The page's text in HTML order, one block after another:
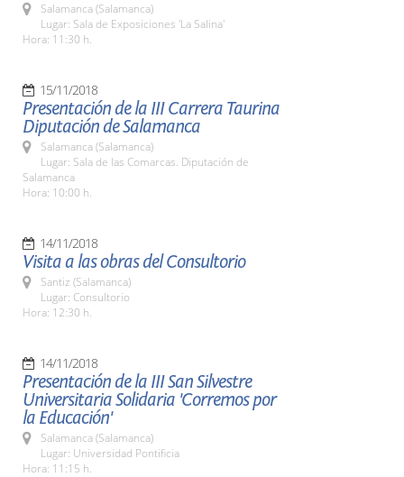
Salamanca (Salamanca)
Lugar: Sala de Exposiciones 'La Salina'
Hora: 11:30 h.
15/11/2018
Presentación de la III Carrera Taurina
Diputación de Salamanca
Salamanca (Salamanca)
Lugar: Sala de las Comarcas. Diputación de
Salamanca
Hora: 10:00 h.
14/11/2018
Visita a las obras del Consultorio
Santiz (Salamanca)
Lugar: Consultorio
Hora: 12:30 h.
14/11/2018
Presentación de la III San Silvestre
Universitaria Solidaria 'Corremos por
la Educación'
Salamanca (Salamanca)
Lugar: Universidad Pontificia
Hora: 11:15 h.